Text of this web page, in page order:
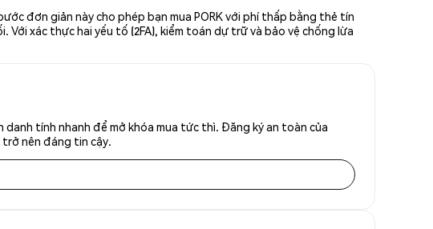
đơn giản này cho phép bạn mua PORK với phí thấp bằng thẻ tín
xác thực hai yếu tố (2FA), kiểm toán dự trữ và bảo vệ chống lừa
tính nhanh để mở khóa mua tức thì. Đăng ký an toàn của
trở nên đáng tin cậy.